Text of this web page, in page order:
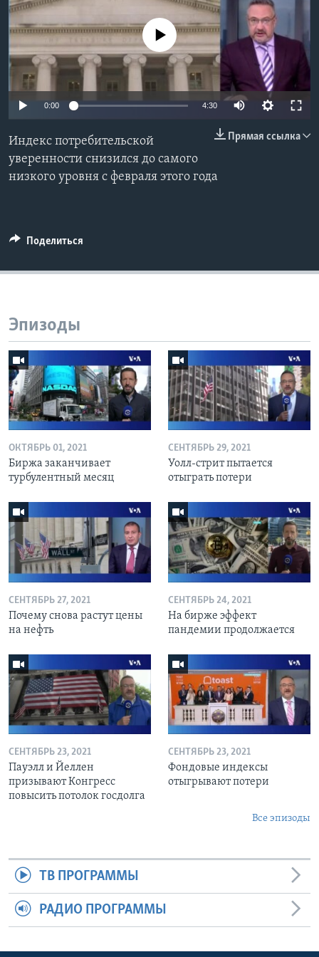
Learning English
СОЦИАЛЬНЫЕ СЕТИ
No media source currently available
0:00 4:30
Прямая ссылка
Индекс потребительской
уверенности снизился до самого
низкого уровня с февраля этого года
Поделиться
Эпизоды
ОКТЯБРЬ 01, 2021
Биржа заканчивает
турбулентный месяц
СЕНТЯБРЬ 29, 2021
Уолл-стрит пытается
отыграть потери
СЕНТЯБРЬ 27, 2021
Почему снова растут цены
на нефть
СЕНТЯБРЬ 24, 2021
На бирже эффект
пандемии продолжается
СЕНТЯБРЬ 23, 2021
Пауэлл и Йеллен
призывают Конгресс
повысить потолок госдолга
СЕНТЯБРЬ 23, 2021
Фондовые индексы
отыгрывают потери
Все эпизоды
ТВ ПРОГРАММЫ
РАДИО ПРОГРАММЫ